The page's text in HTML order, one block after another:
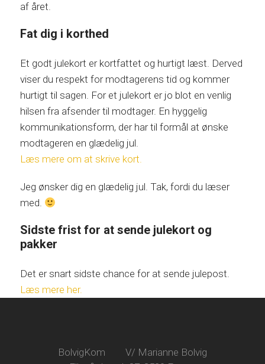
af året.
Fat dig i korthed
Et godt julekort er kortfattet og hurtigt læst. Derved
viser du respekt for modtagerens tid og kommer
hurtigt til sagen. For et julekort er jo blot en venlig
hilsen fra afsender til modtager. En hyggelig
kommunikationsform, der har til formål at ønske
modtageren en glædelig jul.
Læs mere om at skrive kort.
Jeg ønsker dig en glædelig jul. Tak, fordi du læser
med.
Sidste frist for at sende julekort og
pakker
Det er snart sidste chance for at sende julepost.
Læs mere her.
BolvigKom
V/ Marianne Bolvig